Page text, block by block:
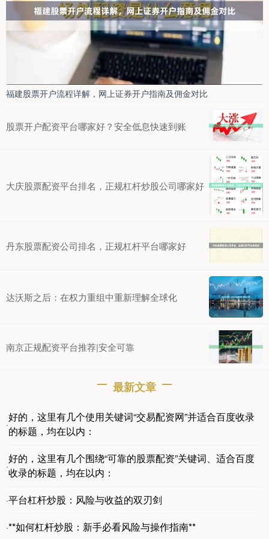
福建股票开户流程详解，网上证券开户指南及佣金对比
股票开户配资平台哪家好？安全低息快速到账
大庆股票配资平台排名，正规杠杆炒股公司哪家好
丹东股票配资公司排名，正规杠杆平台哪家好
达沃斯之后：在权力重组中重新理解全球化
南京正规配资平台推荐|安全可靠
最新文章
·
好的，这里有几个使用关键词“交易配资网”并适合百度收录
的标题，均在以内：
·
好的，这里有几个围绕“可靠的股票配资”关键词、适合百度
收录的标题，均在以内：
·平台杠杆炒股：风险与收益的双刃剑
·**如何杠杆炒股：新手必看风险与操作指南**